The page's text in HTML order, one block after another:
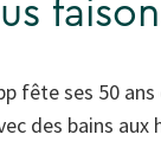
fête ses 50
des bains